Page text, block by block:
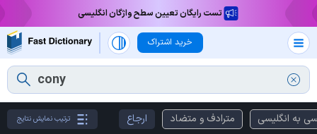
تست رایگان تعیین سطح واژگان انگلیسی
خرید اشتراک
به انگلیسی مترادف و متضاد ارجاع ترتیب نمایش نتایج